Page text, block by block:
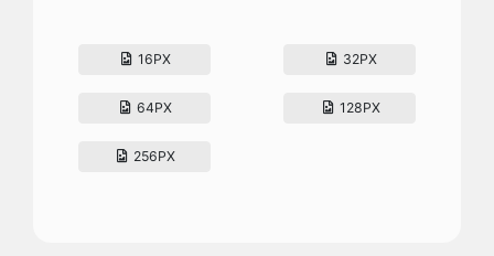
16PX 32PX
64PX 128PX
256PX